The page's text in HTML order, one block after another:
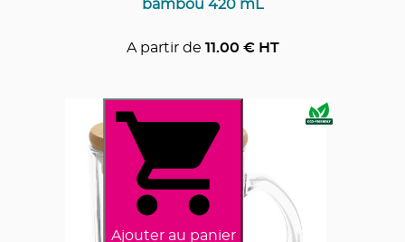
bambou 420 mL
A partir de 11.00 € HT
Ajouter au panier